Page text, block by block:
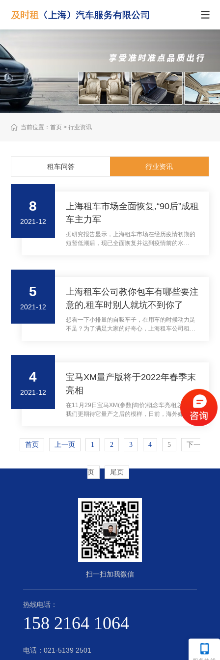
当前位置：首页 > 行业资讯
租车问答 行业资讯
8
2021-12
上海租车市场全面恢复,“90后”成租
车主力军
据研究报告显示，上海租车市场在经历疫情初期的
短暂低潮后，现已全面恢复并达到疫情前的水
5
2021-12
上海租车公司教你包车有哪些要注
意的,租车时别人就坑不到你了
想看一下小排量的自吸车子，在用车的时候动力足
不足？为了满足大家的好奇心，上海租车公司租了
4
2021-12
宝马XM量产版将于2022年春季末
亮相
在11月29日宝马XM(参数|询价)概念车亮相之后，
我们更期待它量产之后的模样，日前，海外媒体透
露，宝马XM量产版将会在2022年春季结束时亮
首页 上一页 1 2 3 4 5 下一
页 尾页
扫一扫加我微信
热线电话：
158 2164 1064
电话： 021-5139 2501